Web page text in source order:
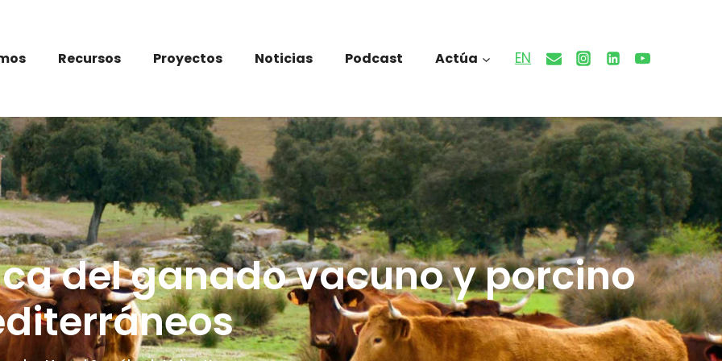
Recursos Proyectos Noticias Podcast Actúa EN
del ganado vacuno y porcino